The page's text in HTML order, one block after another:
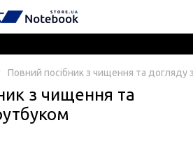
Повний посібник з чищення та догляду
з чищення та